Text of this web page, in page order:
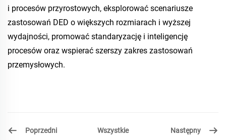
i procesów przyrostowych, eksplorować scenariusze
zastosowań DED o większych rozmiarach i wyższej
wydajności, promować standaryzację i inteligencję
procesów oraz wspierać szerszy zakres zastosowań
przemysłowych.
Poprzedni Wszystkie Następny